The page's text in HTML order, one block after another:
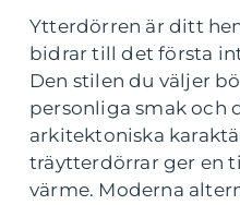
Ytterdörren är ditt
bidrar till det första
Den stilen du väljer
personliga smak och
arkitektoniska
träytterdörrar ger en
värme. Moderna